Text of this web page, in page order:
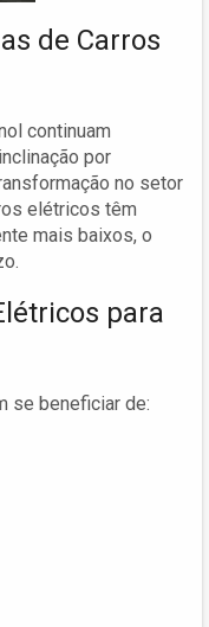
de Carros
continuam
por
no setor
elétricos têm
mais baixos, o
para
se beneficiar de: